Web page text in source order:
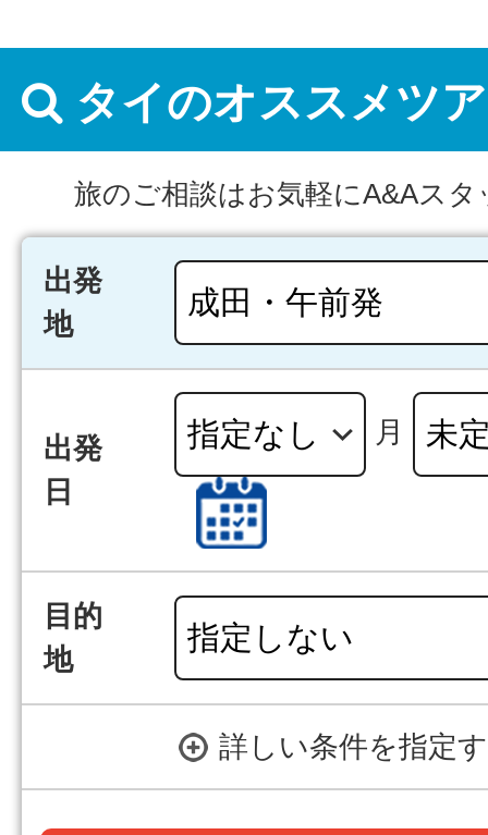
タイのオススメツ
旅のご相談はお気軽にA&Aスタ
出発
地
出発
日
月
目的
地
詳しい条件を指定